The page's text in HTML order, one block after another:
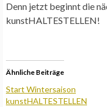
Denn jetzt beginnt die
kunstHALTESTELLEN!
Ähnliche Beiträge
Start Wintersaison
kunstHALTESTELLEN